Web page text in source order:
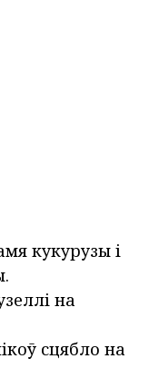
кукурузы і
на
сцябло на